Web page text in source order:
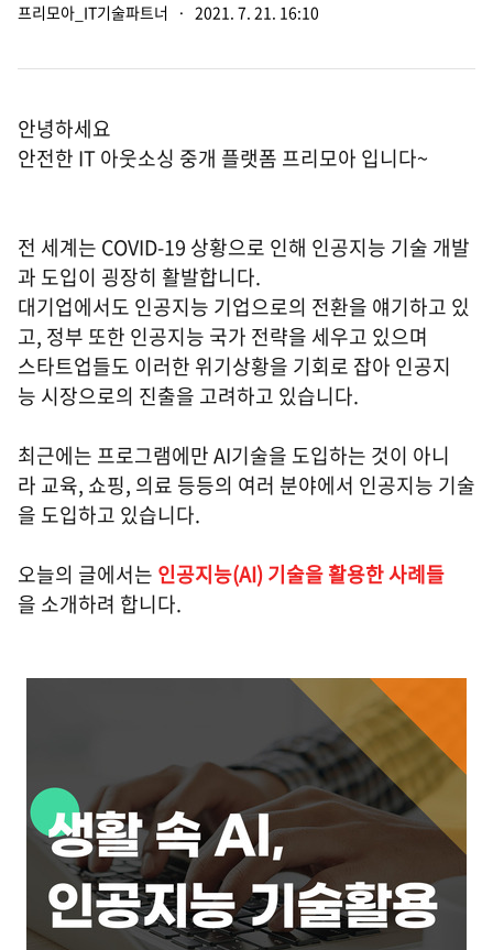
프리모아_IT기술파트너 · 2021. 7. 21. 16:10
안녕하세요
안전한 IT 아웃소싱 중개 플랫폼 프리모아 입니다~
전 세계는 COVID-19 상황으로 인해 인공지능 기술 개발
과 도입이 굉장히 활발합니다.
대기업에서도 인공지능 기업으로의 전환을 얘기하고 있
고, 정부 또한 인공지능 국가 전략을 세우고 있으며
스타트업들도 이러한 위기상황을 기회로 잡아 인공지
능 시장으로의 진출을 고려하고 있습니다.
최근에는 프로그램에만 AI기술을 도입하는 것이 아니
라 교육, 쇼핑, 의료 등등의 여러 분야에서 인공지능 기술
을 도입하고 있습니다.
오늘의 글에서는 인공지능(AI) 기술을 활용한 사례들
을 소개하려 합니다.